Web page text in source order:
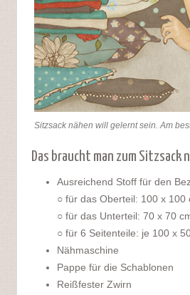
Sitzsack nähen will gelernt sein. Am
Das braucht man zum Sitzsack
Ausreichend Stoff für den
○ für das Oberteil: 100 x 100
○ für das Unterteil: 70 x 70
○ für 6 Seitenteile: je 100 x
Nähmaschine
Pappe für die Schablonen
Reißfester Zwirn